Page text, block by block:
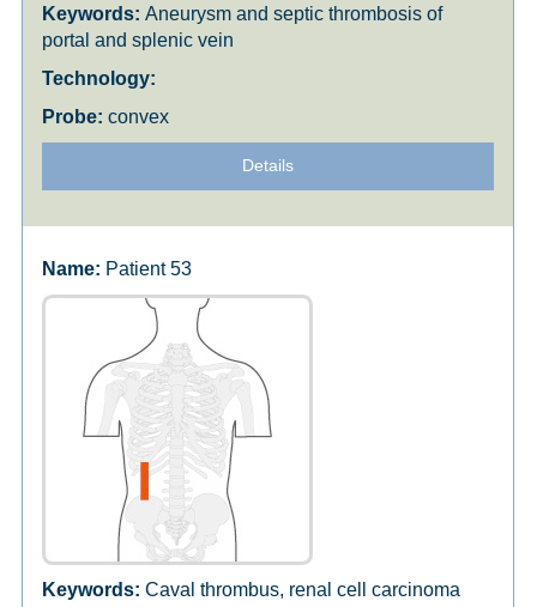
Aneurysm and septic thrombosis of
portal and splenic vein
convex
Details
Patient 53
Caval thrombus, renal cell carcinoma